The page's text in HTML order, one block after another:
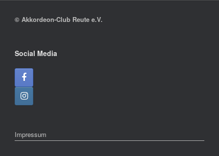
© Akkordeon-Club Reute e.V.
Social Media
Impressum